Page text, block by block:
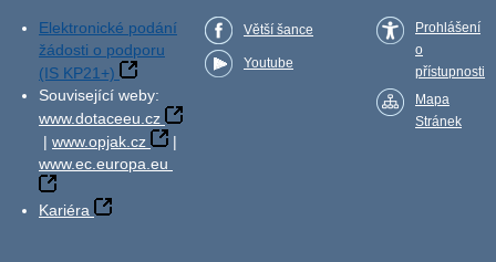
Elektronické podání
žádosti o podporu
(IS KP21+)
Související weby:
www.dotaceeu.cz
| www.opjak.cz
|
www.ec.europa.eu
Kariéra
Větší šance
Youtube
Prohlášení
o
přístupnosti
Mapa
Stránek